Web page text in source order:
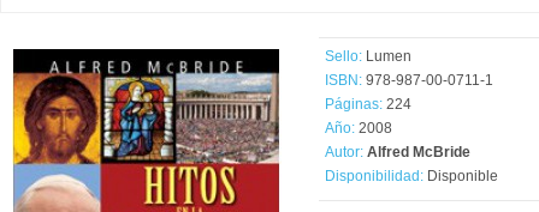
Sello: Lumen
ISBN: 978-987-00-0711-1
Páginas: 224
Año: 2008
Autor: Alfred McBride
Disponibilidad: Disponible